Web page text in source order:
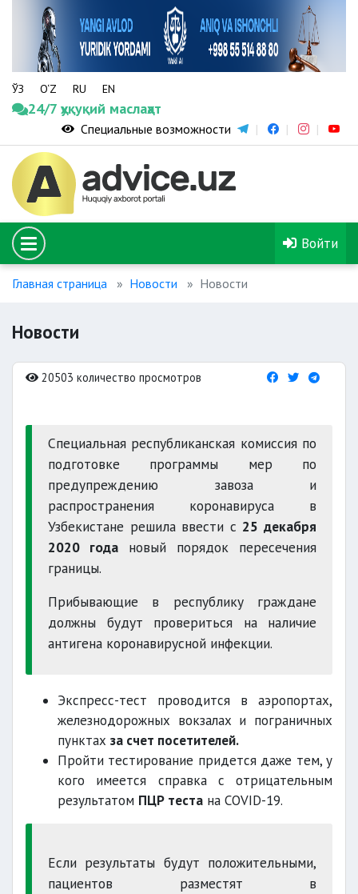
ЎЗ O‘Z RU EN
24/7 ҳуқуқий маслаҳат
Специальные возможности
Войти
Главная страница Новости Новости
Новости
20503 количество просмотров
Специальная республиканская комиссия по
подготовке программы мер по
предупреждению завоза и
распространения коронавируса в
Узбекистане решила ввести с 25 декабря
2020 года новый порядок пересечения
границы.
Прибывающие в республику граждане
должны будут провериться на наличие
антигена коронавирусной инфекции.
Экспресс-тест проводится в аэропортах,
железнодорожных вокзалах и пограничных
пунктах за счет посетителей.
Пройти тестирование придется даже тем, у
кого имеется справка с отрицательным
результатом ПЦР теста на COVID-19.
Если результаты будут положительными,
пациентов разместят в